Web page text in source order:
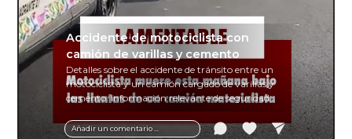
Añadir un comentario ...
Accidente de motociclista con
camión de varillas y cemento
Detalles sobre el accidente de tránsito entre un
motociclista y un camión cargado de varillas y
cemento. Información relevante de seguridad
vial y recomendaciones para motociclistas.